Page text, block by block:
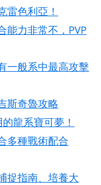
雷色利亞！
能力非常不，PVP
一般系中最高攻擊
斯奇魯攻略
龍系寶可夢！
多種戰術配合
捉指南、培養大